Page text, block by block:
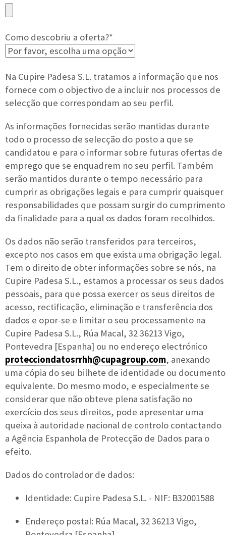
Como descobriu a oferta?*
Na Cupire Padesa S.L. tratamos a informação que nos
fornece com o objectivo de a incluir nos processos de
selecção que correspondam ao seu perfil.
As informações fornecidas serão mantidas durante
todo o processo de selecção do posto a que se
candidatou e para o informar sobre futuras ofertas de
emprego que se enquadrem no seu perfil. Também
serão mantidos durante o tempo necessário para
cumprir as obrigações legais e para cumprir quaisquer
responsabilidades que possam surgir do cumprimento
da finalidade para a qual os dados foram recolhidos.
Os dados não serão transferidos para terceiros,
excepto nos casos em que exista uma obrigação legal.
Tem o direito de obter informações sobre se nós, na
Cupire Padesa S.L., estamos a processar os seus dados
pessoais, para que possa exercer os seus direitos de
acesso, rectificação, eliminação e transferência dos
dados e opor-se e limitar o seu processamento na
Cupire Padesa S.L., Rúa Macal, 32 36213 Vigo,
Pontevedra [Espanha] ou no endereço electrónico
protecciondatosrrhh@cupagroup.com, anexando
uma cópia do seu bilhete de identidade ou documento
equivalente. Do mesmo modo, e especialmente se
considerar que não obteve plena satisfação no
exercício dos seus direitos, pode apresentar uma
queixa à autoridade nacional de controlo contactando
a Agência Espanhola de Protecção de Dados para o
efeito.
Dados do controlador de dados:
Identidade: Cupire Padesa S.L. - NIF: B32001588
Endereço postal: Rúa Macal, 32 36213 Vigo,